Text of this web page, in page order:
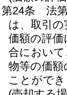
第24条
法
は、取引
価額の評
合におい
物等の価
ことがで